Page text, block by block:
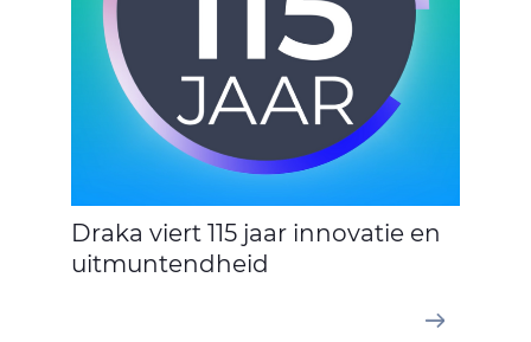
Draka viert 115 jaar innovatie en
uitmuntendheid